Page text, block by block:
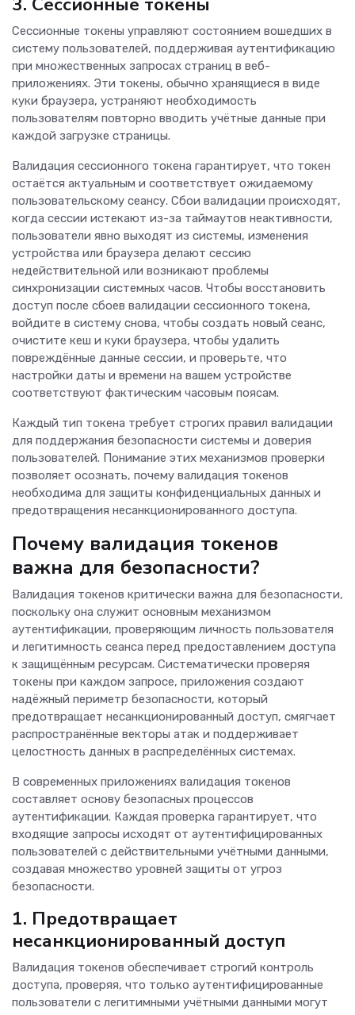
Сессионные токены управляют состоянием вошедших в
систему пользователей, поддерживая аутентификацию
при множественных запросах страниц в веб-
приложениях. Эти токены, обычно хранящиеся в виде
куки браузера, устраняют необходимость
пользователям повторно вводить учётные данные при
каждой загрузке страницы.
Валидация сессионного токена гарантирует, что токен
остаётся актуальным и соответствует ожидаемому
пользовательскому сеансу. Сбои валидации происходят,
когда сессии истекают из-за таймаутов неактивности,
пользователи явно выходят из системы, изменения
устройства или браузера делают сессию
недействительной или возникают проблемы
синхронизации системных часов. Чтобы восстановить
доступ после сбоев валидации сессионного токена,
войдите в систему снова, чтобы создать новый сеанс,
очистите кеш и куки браузера, чтобы удалить
повреждённые данные сессии, и проверьте, что
настройки даты и времени на вашем устройстве
соответствуют фактическим часовым поясам.
Каждый тип токена требует строгих правил валидации
для поддержания безопасности системы и доверия
пользователей. Понимание этих механизмов проверки
позволяет осознать, почему валидация токенов
необходима для защиты конфиденциальных данных и
предотвращения несанкционированного доступа.
Почему валидация токенов
важна для безопасности?
Валидация токенов критически важна для безопасности,
поскольку она служит основным механизмом
аутентификации, проверяющим личность пользователя
и легитимность сеанса перед предоставлением доступа
к защищённым ресурсам. Систематически проверяя
токены при каждом запросе, приложения создают
надёжный периметр безопасности, который
предотвращает несанкционированный доступ, смягчает
распространённые векторы атак и поддерживает
целостность данных в распределённых системах.
В современных приложениях валидация токенов
составляет основу безопасных процессов
аутентификации. Каждая проверка гарантирует, что
входящие запросы исходят от аутентифицированных
пользователей с действительными учётными данными,
создавая множество уровней защиты от угроз
безопасности.
1. Предотвращает
несанкционированный доступ
Валидация токенов обеспечивает строгий контроль
доступа, проверяя, что только аутентифицированные
пользователи с легитимными учётными данными могут